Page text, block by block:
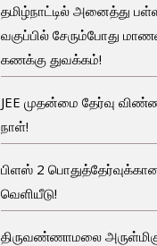
தமிழ்நாட்டில் அனைத்து
வகுப்பில் சேரும்போது
கணக்கு துவக்கம்!
JEE முதன்மை தேர்வு
நாள்!
பிளஸ் 2
வெளியீடு!
திருவண்ணாமலை